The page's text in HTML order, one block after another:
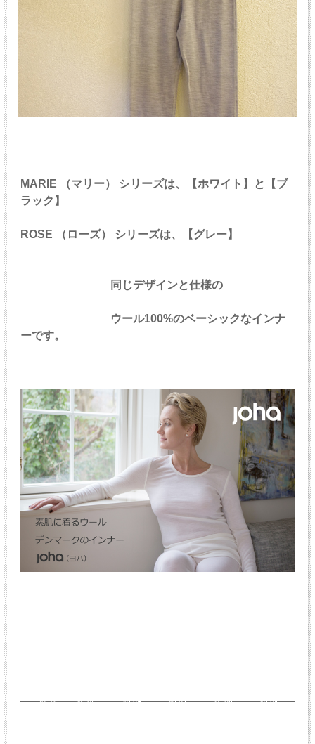
MARIE （マリー） シリーズは、【ホワイト】と【ブ
ラック】
ROSE （ローズ） シリーズは、【グレー】
同じデザインと仕様の
ウール100%のベーシックなインナ
ーです。